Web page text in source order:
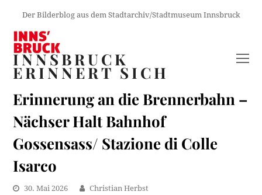
Der Bilderblog aus dem Stadtarchiv/Stadtmuseum Innsbruck
INNSBRUCK
ERINNERT SICH
Erinnerung an die Brennerbahn –
Nächser Halt Bahnhof
Gossensass/ Stazione di Colle
Isarco
30. Mai 2026
Christian Herbst